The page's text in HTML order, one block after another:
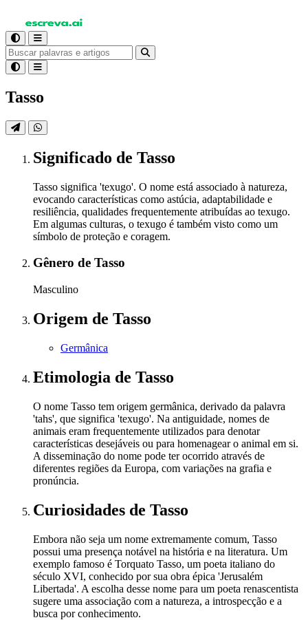
Tasso
Significado de Tasso
Tasso significa 'texugo'. O nome está associado à natureza,
evocando características como astúcia, adaptabilidade e
resiliência, qualidades frequentemente atribuídas ao texugo.
Em algumas culturas, o texugo é também visto como um
símbolo de proteção e coragem.
Gênero de Tasso
Masculino
Origem de Tasso
Germânica
Etimologia de Tasso
O nome Tasso tem origem germânica, derivado da palavra
'tahs', que significa 'texugo'. Na antiguidade, nomes de
animais eram frequentemente utilizados para denotar
características desejáveis ou para homenagear o animal em si.
A disseminação do nome pode ter ocorrido através de
diferentes regiões da Europa, com variações na grafia e
pronúncia.
Curiosidades de Tasso
Embora não seja um nome extremamente comum, Tasso
possui uma presença notável na história e na literatura. Um
exemplo famoso é Torquato Tasso, um poeta italiano do
século XVI, conhecido por sua obra épica 'Jerusalém
Libertada'. A escolha desse nome para um poeta renascentista
sugere uma associação com a natureza, a introspecção e a
busca por conhecimento.